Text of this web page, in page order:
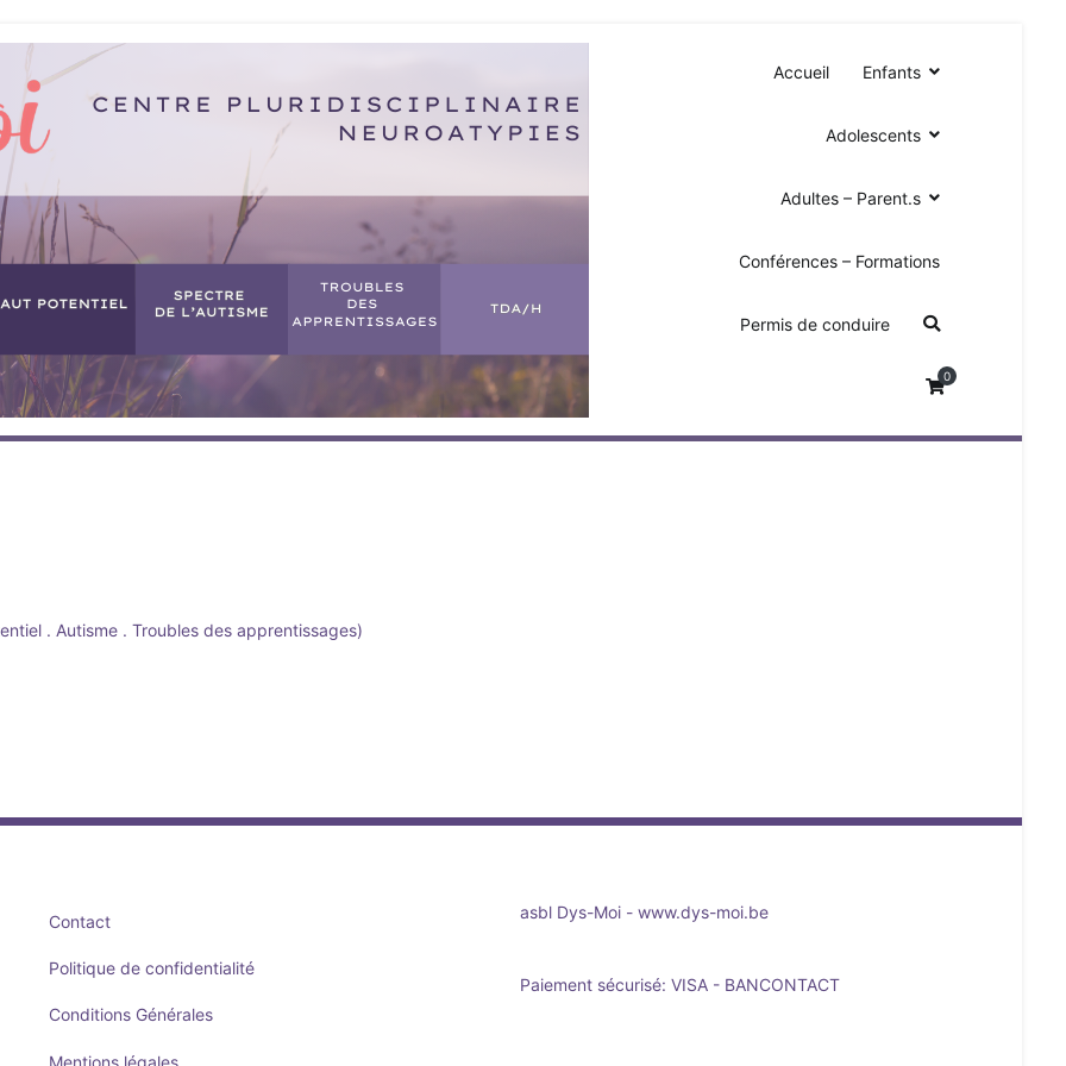
Accueil Enfants
Adolescents
Adultes – Parent.s
Conférences – Formations
Permis de conduire
0
. Autisme . Troubles des apprentissages)
Contact
Politique de confidentialité
Conditions Générales
Mentions légales
asbl Dys-Moi -www.dys-moi.be
Paiement sécurisé: VISA - BANCONTACT